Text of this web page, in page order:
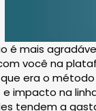
é mais
você na
era o
impacto na
tendem a